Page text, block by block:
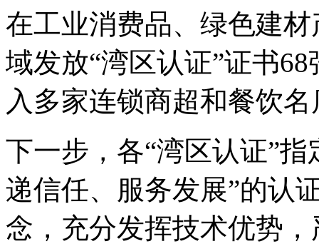
在工业消费品、绿色建
域发放“湾区认证”证书
入多家连锁商超和餐饮
下一步，各“湾区认证”
递信任、服务发展”的认
念，充分发挥技术优势